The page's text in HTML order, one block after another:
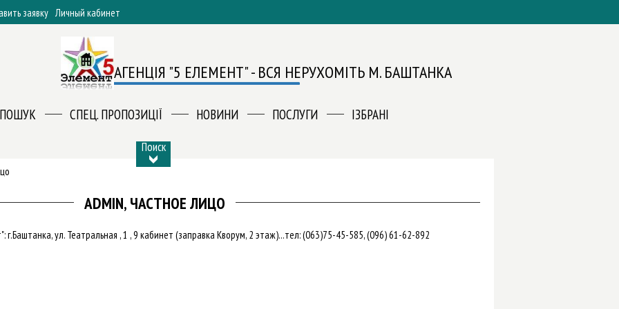
заявку Личный кабинет
АГЕНЦІЯ "5 ЕЛЕМЕНТ" - ВСЯ НЕРУХОМІТЬ М. БАШТАНКА
ПОШУК СПЕЦ. ПРОПОЗИЦІЇ НОВИНИ ПОСЛУГИ ІЗБРАНІ
Поиск
ADMIN, ЧАСТНОЕ ЛИЦО
г.Баштанка, ул. Театральная , 1 , 9 кабинет (заправка Кворум, 2 этаж)...тел: (063)75-45-585, (096) 61-62-892